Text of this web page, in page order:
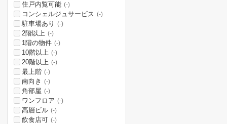
住戸内覧可能 (-)
コンシェルジュサービス (-)
駐車場あり (-)
2階以上 (-)
1階の物件 (-)
10階以上 (-)
20階以上 (-)
最上階 (-)
南向き (-)
角部屋 (-)
ワンフロア (-)
高層ビル (-)
飲食店可 (-)